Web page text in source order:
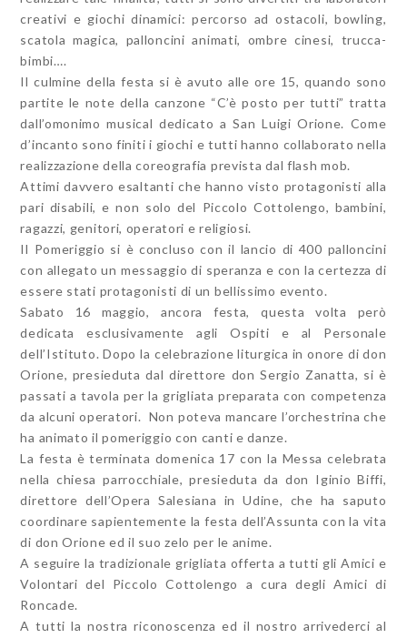
creativi e giochi dinamici: percorso ad ostacoli, bowling,
scatola magica, palloncini animati, ombre cinesi, trucca-
bimbi….
Il culmine della festa si è avuto alle ore 15, quando sono
partite le note della canzone “C’è posto per tutti” tratta
dall’omonimo musical dedicato a San Luigi Orione. Come
d’incanto sono finiti i giochi e tutti hanno collaborato nella
realizzazione della coreografia prevista dal flash mob.
Attimi davvero esaltanti che hanno visto protagonisti alla
pari disabili, e non solo del Piccolo Cottolengo, bambini,
ragazzi, genitori, operatori e religiosi.
Il Pomeriggio si è concluso con il lancio di 400 palloncini
con allegato un messaggio di speranza e con la certezza di
essere stati protagonisti di un bellissimo evento.
Sabato 16 maggio, ancora festa, questa volta però
dedicata esclusivamente agli Ospiti e al Personale
dell’Istituto. Dopo la celebrazione liturgica in onore di don
Orione, presieduta dal direttore don Sergio Zanatta, si è
passati a tavola per la grigliata preparata con competenza
da alcuni operatori. Non poteva mancare l’orchestrina che
ha animato il pomeriggio con canti e danze.
La festa è terminata domenica 17 con la Messa celebrata
nella chiesa parrocchiale, presieduta da don Iginio Biffi,
direttore dell’Opera Salesiana in Udine, che ha saputo
coordinare sapientemente la festa dell’Assunta con la vita
di don Orione ed il suo zelo per le anime.
A seguire la tradizionale grigliata offerta a tutti gli Amici e
Volontari del Piccolo Cottolengo a cura degli Amici di
Roncade.
A tutti la nostra riconoscenza ed il nostro arrivederci al